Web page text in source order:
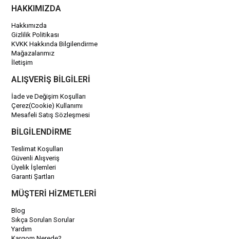
HAKKIMIZDA
Hakkımızda
Gizlilik Politikası
KVKK Hakkında Bilgilendirme
Mağazalarımız
İletişim
ALIŞVERİŞ BİLGİLERİ
İade ve Değişim Koşulları
Çerez(Cookie) Kullanımı
Mesafeli Satış Sözleşmesi
BİLGİLENDİRME
Teslimat Koşulları
Güvenli Alışveriş
Üyelik İşlemleri
Garanti Şartları
MÜŞTERİ HİZMETLERİ
Blog
Sıkça Sorulan Sorular
Yardım